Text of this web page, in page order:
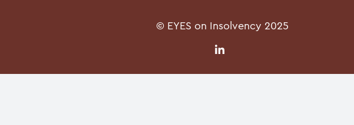
© EYES on Insolvency 2025